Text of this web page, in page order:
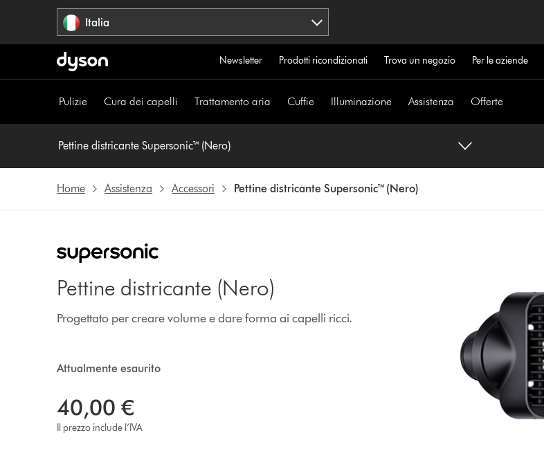
Italia
Newsletter Prodotti ricondizionati Trova un negozio Per le aziende
Pulizie Cura dei capelli Trattamento aria Cuffie Illuminazione Assistenza Offerte
Pettine districante Supersonic™ (Nero)
Home Assistenza Accessori Pettine districante Supersonic™ (Nero)
Pettine districante (Nero)
Progettato per creare volume e dare forma ai capelli ricci.
Attualmente esaurito
40,00 €
Il prezzo include l’IVA